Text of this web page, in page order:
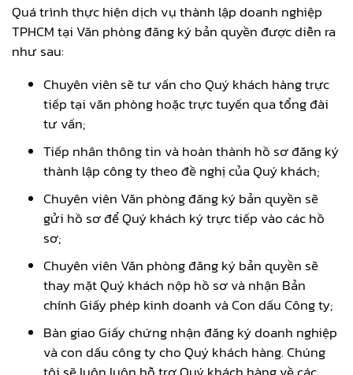
Quá trình thực hiện dịch vụ thành lập doanh nghiệp
TPHCM tại Văn phòng đăng ký bản quyền được diễn ra
như sau:
Chuyên viên sẽ tư vấn cho Quý khách hàng trực
tiếp tại văn phòng hoặc trực tuyến qua tổng đài
tư vấn;
Tiếp nhân thông tin và hoàn thành hồ sơ đăng ký
thành lập công ty theo đề nghị của Quý khách;
Chuyên viên Văn phòng đăng ký bản quyền sẽ
gửi hồ sơ để Quý khách ký trực tiếp vào các hồ
sơ;
Chuyên viên Văn phòng đăng ký bản quyền sẽ
thay mặt Quý khách nộp hồ sơ và nhận Bản
chính Giấy phép kinh doanh và Con dấu Công ty;
Bàn giao Giấy chứng nhận đăng ký doanh nghiệp
và con dấu công ty cho Quý khách hàng. Chúng